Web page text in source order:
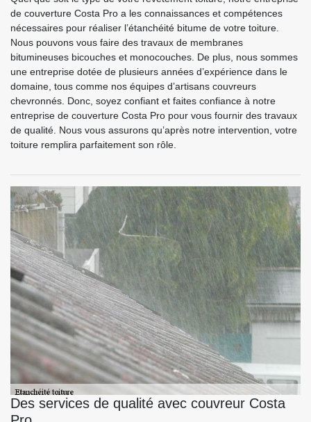
de couverture Costa Pro a les connaissances et compétences
nécessaires pour réaliser l’étanchéité bitume de votre toiture.
Nous pouvons vous faire des travaux de membranes
bitumineuses bicouches et monocouches. De plus, nous sommes
une entreprise dotée de plusieurs années d’expérience dans le
domaine, tous comme nos équipes d’artisans couvreurs
chevronnés. Donc, soyez confiant et faites confiance à notre
entreprise de couverture Costa Pro pour vous fournir des travaux
de qualité. Nous vous assurons qu’après notre intervention, votre
toiture remplira parfaitement son rôle.
Des services de qualité avec couvreur Costa